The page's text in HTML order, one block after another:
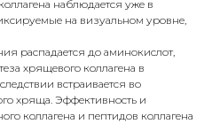
наблюдается уже в
на визуальном уровне,
распадается до аминокислот,
хрящевого коллагена в
встраивается во
хряща. Эффективность и
коллагена и пептидов коллагена